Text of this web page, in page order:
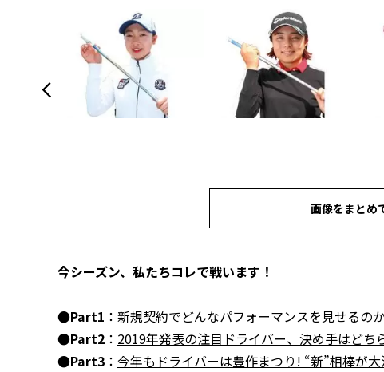
画像をまとめ
今シーズン、私たちコレで戦います！
●Part1 ： 新規契約でどんなパフォーマンスを見せるの
●Part2 ： 2019年発表の注目ドライバー、決め手はどち
●Part3 ： 今年もドライバーは豊作まつり! “新”相棒が